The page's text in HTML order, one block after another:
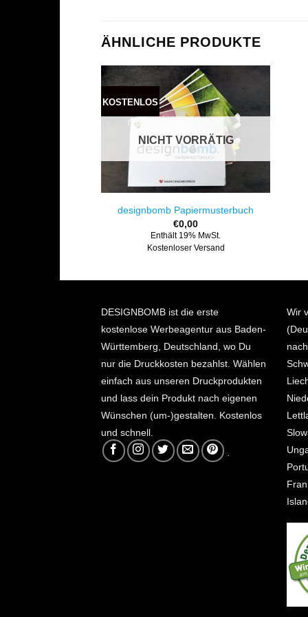
ÄHNLICHE PRODUKTE
KOSTENLOS
NICHT VORRÄTIG
designbomb Papiermusterbuch
€0,00
Enthält 19% MwSt.
Kostenloser Versand
DESIGNBOMB ist die erste
kostenlose Werbeagentur aus Baden-
Württemberg, Deutschland, wo Du
nur die Druckkosten bezahlst. Wählen
einfach aus unseren Druckprodukten
und lass dein Produkt nach eigenen
Wünschen (um-)gestalten. Kostenlos
und schnell.
Wir